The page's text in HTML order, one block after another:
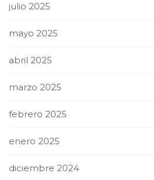
julio 2025
mayo 2025
abril 2025
marzo 2025
febrero 2025
enero 2025
diciembre 2024